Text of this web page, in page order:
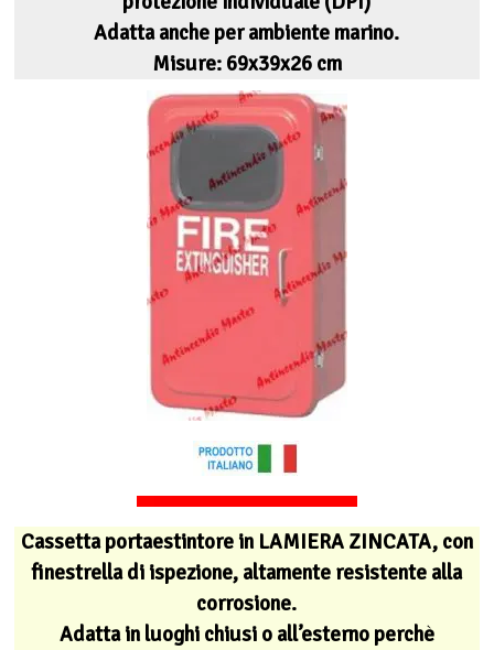
Adatta anche per ambiente marino.
Misure: 69x39x26 cm
Cassetta portaestintore in LAMIERA ZINCATA, con
finestrella di ispezione, altamente resistente alla
corrosione.
Adatta in luoghi chiusi o all’esterno perchè